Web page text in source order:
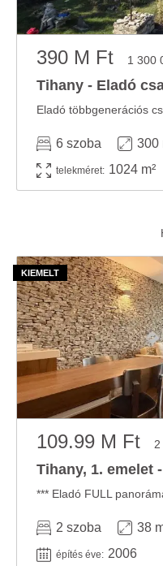
390 M Ft 1 300
Tihany - Eladó
6 szoba 300
telekméret: 1024 m²
109.99 M Ft
Tihany, 1. emelet
2 szoba 38
építés éve: 2006